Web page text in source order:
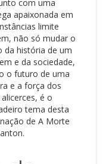
com uma
apaixonada em
limite
não só mudar o
da história de um
e da sociedade,
o futuro de uma
e a força dos
alicerces, é o
tema desta
de A Morte